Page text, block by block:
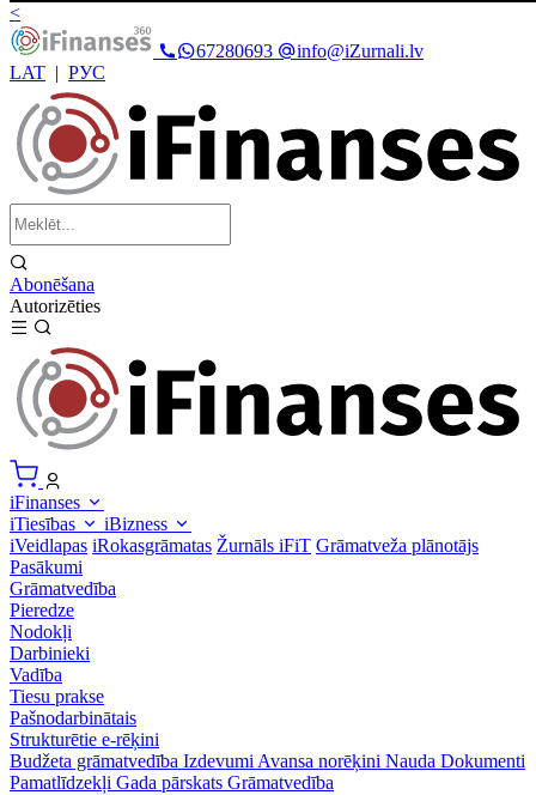
<
67280693
info@iZurnali.lv
LAT | РУС
Abonēšana
Autorizēties
iFinanses
iTiesības
iBizness
iVeidlapas iRokasgrāmatas Žurnāls iFiT Grāmatveža plānotājs
Pasākumi
Grāmatvedība
Pieredze
Nodokļi
Darbinieki
Vadība
Tiesu prakse
Pašnodarbinātais
Strukturētie e-rēķini
Budžeta grāmatvedība Izdevumi Avansa norēķini Nauda Dokumenti
Pamatlīdzekļi Gada pārskats Grāmatvedība